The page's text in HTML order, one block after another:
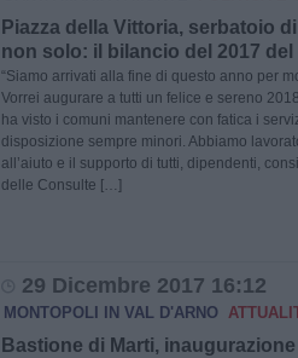
Piazza della Vittoria, serbatoio
non solo: il bilancio del 2017
“Siamo arrivati alla fine di questo anno per
Vorrei augurare a tutti un felice e sereno
ha visto i comuni mantenere con fatica i
disposizione sempre minori. Abbiamo
all’aiuto e il supporto di tutti, dipendenti,
delle Consulte […]
29 Dicembre 2017 16:12
MONTOPOLI IN VAL D'ARNO
Bastione di Marti,